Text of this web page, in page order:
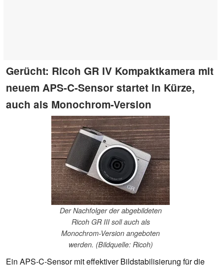
Gerücht: Ricoh GR IV Kompaktkamera mit
neuem APS-C-Sensor startet in Kürze,
auch als Monochrom-Version
Der Nachfolger der abgebildeten
Ricoh GR III soll auch als
Monochrom-Version angeboten
werden. (Bildquelle: Ricoh)
Ein APS-C-Sensor mit effektiver Bildstabilisierung für die